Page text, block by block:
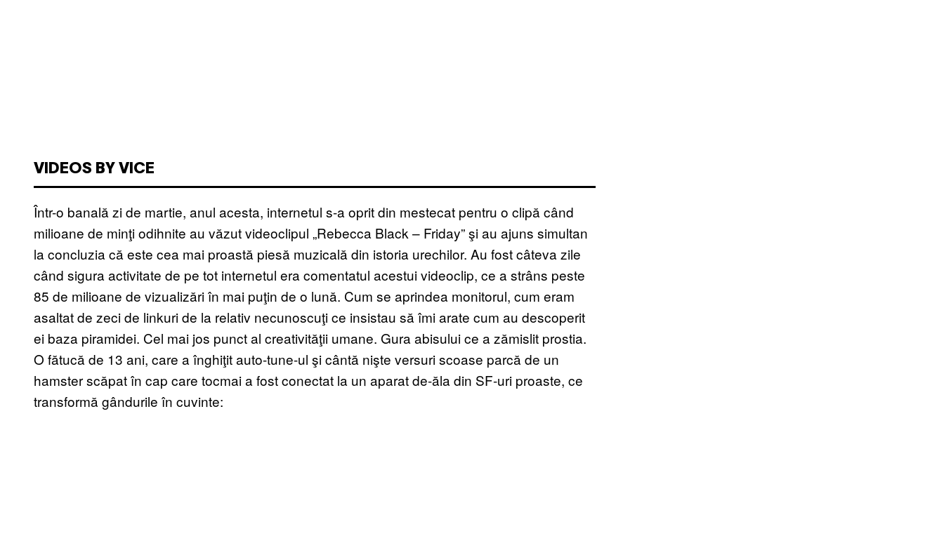
VIDEOS BY VICE
Într-o banală zi de martie, anul acesta, internetul s-a oprit din mestecat pentru o clipă când
milioane de minţi odihnite au văzut videoclipul „Rebecca Black – Friday” şi au ajuns simultan
la concluzia că este cea mai proastă piesă muzicală din istoria urechilor. Au fost câteva zile
când sigura activitate de pe tot internetul era comentatul acestui videoclip, ce a strâns peste
85 de milioane de vizualizări în mai puţin de o lună. Cum se aprindea monitorul, cum eram
asaltat de zeci de linkuri de la relativ necunoscuţi ce insistau să îmi arate cum au descoperit
ei baza piramidei. Cel mai jos punct al creativităţii umane. Gura abisului ce a zămislit prostia.
O fătucă de 13 ani, care a înghiţit auto-tune-ul şi cântă nişte versuri scoase parcă de un
hamster scăpat în cap care tocmai a fost conectat la un aparat de-ăla din SF-uri proaste, ce
transformă gândurile în cuvinte: